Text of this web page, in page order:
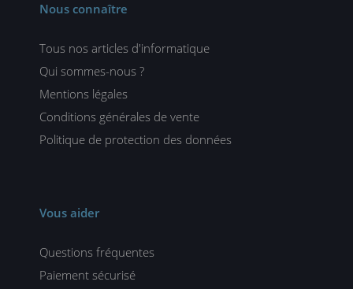
Nous connaître
Tous nos articles d'informatique
Qui sommes-nous ?
Mentions légales
Conditions générales de vente
Politique de protection des données
Vous aider
Questions fréquentes
Paiement sécurisé